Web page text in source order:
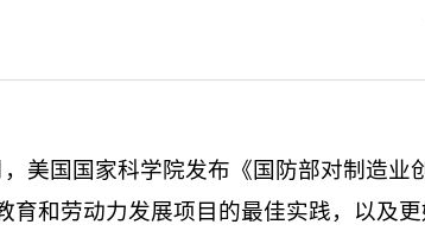
美国国家科学院发布《国防部对制造业
育和劳动力发展项目的最佳实践，以及